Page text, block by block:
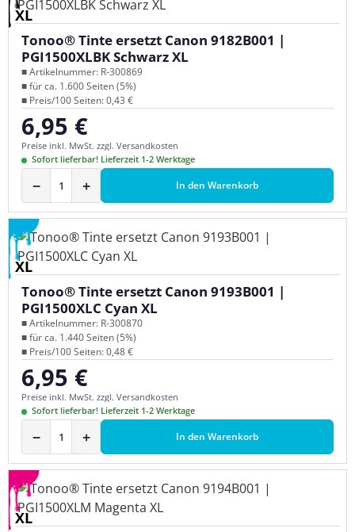
XL
Tonoo® Tinte ersetzt Canon 9182B001 |
PGI1500XLBK Schwarz XL
■ Artikelnummer: R-300869
■ für ca. 1.600 Seiten (5%)
■ Preis/100 Seiten: 0,43 €
Regulärer Preis:
6,95 €
Preise inkl. MwSt. zzgl. Versandkosten
Sofort lieferbar! Lieferzeit 1-2 Werktage
− + In den Warenkorb
XL
Tonoo® Tinte ersetzt Canon 9193B001 |
PGI1500XLC Cyan XL
■ Artikelnummer: R-300870
■ für ca. 1.440 Seiten (5%)
■ Preis/100 Seiten: 0,48 €
Regulärer Preis:
6,95 €
Preise inkl. MwSt. zzgl. Versandkosten
Sofort lieferbar! Lieferzeit 1-2 Werktage
− + In den Warenkorb
XL